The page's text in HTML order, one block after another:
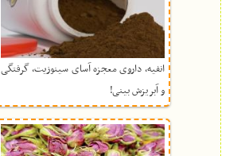
انفیه، داروی معجزه آسای سینوزیت، گرفتگی
و آبریزش بینی!